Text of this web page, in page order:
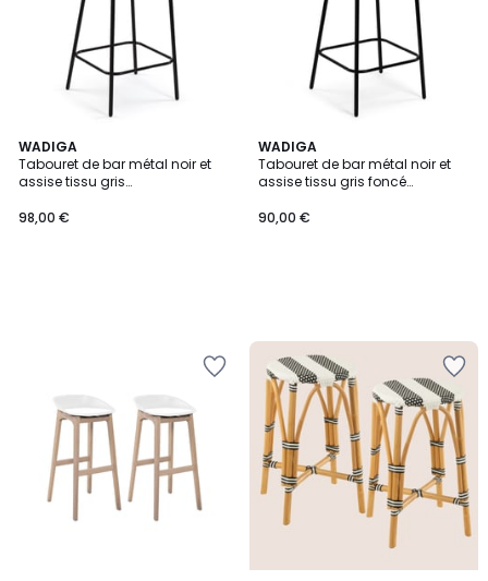
WADIGA
Tabouret de bar métal noir et
assise tissu gris
98,00 €
WADIGA
Tabouret de bar métal noir et
assise tissu gris foncé
90,00 €